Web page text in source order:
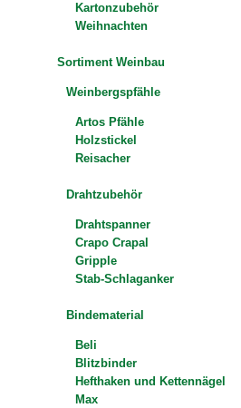
Kartonzubehör
Weihnachten
Sortiment Weinbau
Weinbergspfähle
Artos Pfähle
Holzstickel
Reisacher
Drahtzubehör
Drahtspanner
Crapo Crapal
Gripple
Stab-Schlaganker
Bindematerial
Beli
Blitzbinder
Hefthaken und Kettennägel
Max